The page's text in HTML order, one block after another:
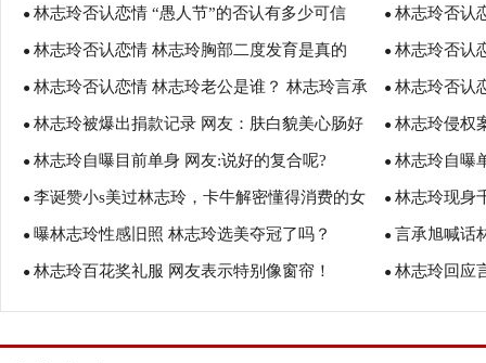
● 林志玲否认恋情 “愚人节”的否认有多少可信
度？
● 林志玲否认
的胸为何价值
● 林志玲否认恋情 林志玲胸部二度发育是真的
吗？
● 林志玲否认
承旭是什么关
● 林志玲否认恋情 林志玲老公是谁？ 林志玲言承
旭最新消息
● 林志玲否认
人资料
● 林志玲被爆出捐款记录 网友：肤白貌美心肠好
的志玲姐姐太美了！
● 林志玲侵权
● 林志玲自曝目前单身 网友:说好的复合呢? ● 林志玲自曝
● 李诞赞小s美过林志玲，卡牛解密懂得消费的女
生更迷人
● 林志玲现身
证爱情誓言
● 曝林志玲性感旧照 林志玲选美夺冠了吗？ ● 言承旭喊话
● 林志玲百花奖礼服 网友表示特别像窗帘！ ● 林志玲回应
我！